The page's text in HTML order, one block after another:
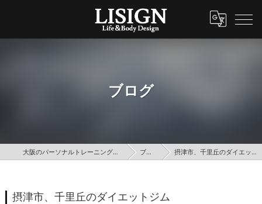
ブログ
大阪のパーソナルトレーニングはLISIGN ブログ 摂津市、千里丘のダイエットジム
摂津市、千里丘のダイエットジム